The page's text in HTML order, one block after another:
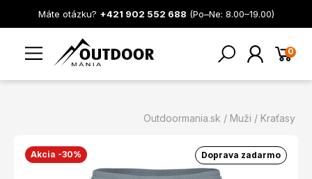
Máte otázku? +421 902 552 688 (Po–Ne: 8.00–19.00)
0
Outdoormania.sk Muži Kraťasy
Doprava zadarmo
Akcia -30%